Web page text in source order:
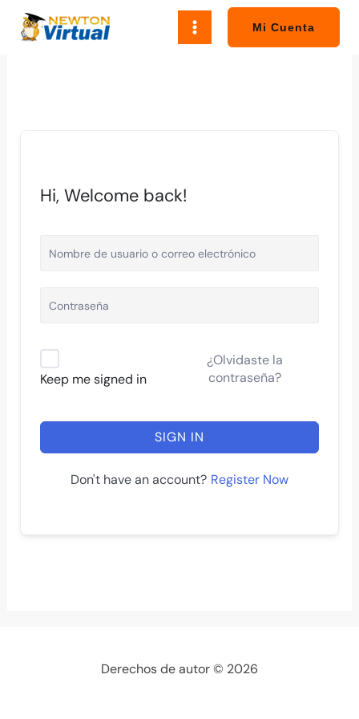
Mi Cuenta
Hi, Welcome back!
Keep me signed in
¿Olvidaste la
contraseña?
SIGN IN
Don't have an account? Register Now
Derechos de autor © 2026